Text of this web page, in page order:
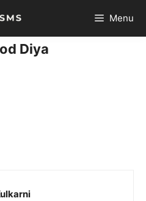
Menu
Diya